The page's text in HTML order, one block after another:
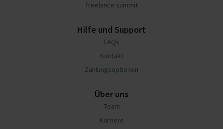
freelance summit
Hilfe und Support
FAQs
Kontakt
Zahlungsoptionen
Über uns
Team
Karriere